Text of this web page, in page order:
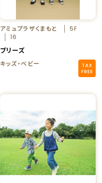
アミュプラザくまもと
5F
16
ブリーズ
キッズ・ベビー